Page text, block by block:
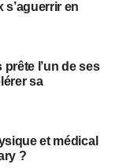
en
prête l’un de ses
sa
et médical
?